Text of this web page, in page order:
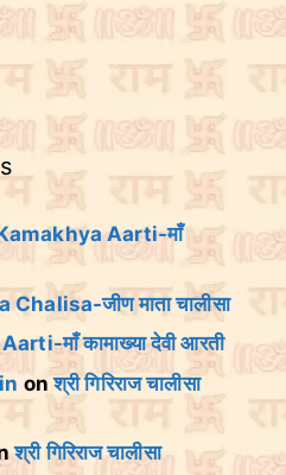
Aarti-माँ
जीण माता चालीसा
माँ कामाख्या देवी आरती
onश्री गिरिराज चालीसा
श्री गिरिराज चालीसा